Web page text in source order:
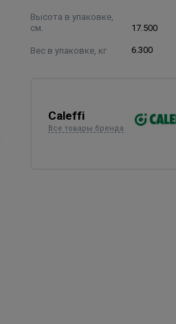
Высота в упаковке,
см.
17.500
Вес в упаковке, кг 6.300
Caleffi
Все товары бренда